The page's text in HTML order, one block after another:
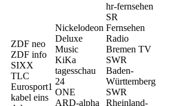
ZDF neo
ZDF info
SIXX
TLC
Eurosport1
kabel eins
Nickelodeon
Deluxe
Music
KiKa
tagesschau
24
ONE
ARD-alpha
hr-fernsehen
SR
Fernsehen
Radio
Bremen TV
SWR
Baden-
Württemberg
SWR
Rheinland-